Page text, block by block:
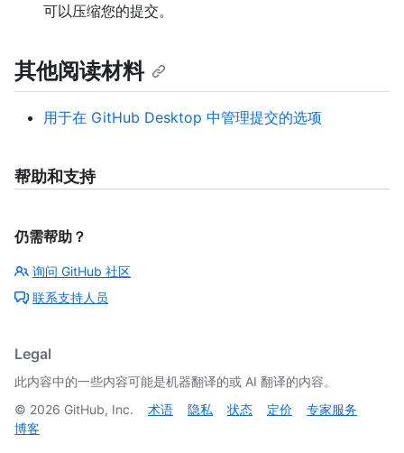
可以压缩您的提交。
其他阅读材料
用于在 GitHub Desktop 中管理提交的选项
帮助和支持
仍需帮助？
询问 GitHub 社区
联系支持人员
Legal
此内容中的一些内容可能是机器翻译的或 AI 翻译的内容。
© 2026 GitHub, Inc. 术语 隐私 状态 定价
专家服务
博客